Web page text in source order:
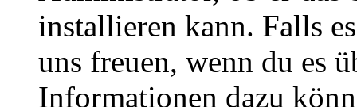
installieren kann. Falls
uns freuen, wenn du es
Informationen dazu